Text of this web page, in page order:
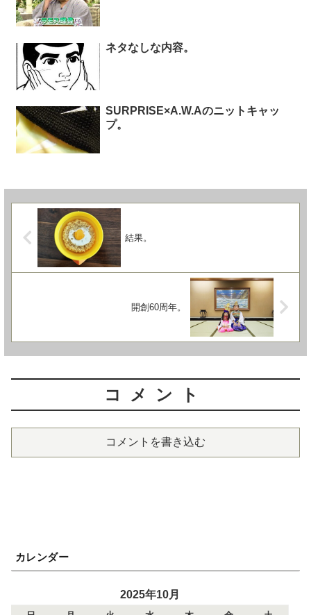
ネタなしな内容。
SURPRISE×A.W.Aのニットキャッ
プ。
結果。
開創60周年。
コメント
コメントを書き込む
カレンダー
2025年10月